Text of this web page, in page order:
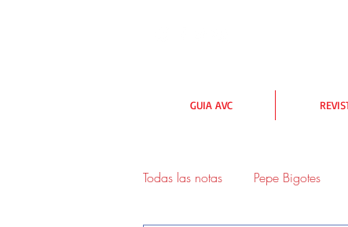
GUIA AVC
Todas las notas Pepe Bigotes